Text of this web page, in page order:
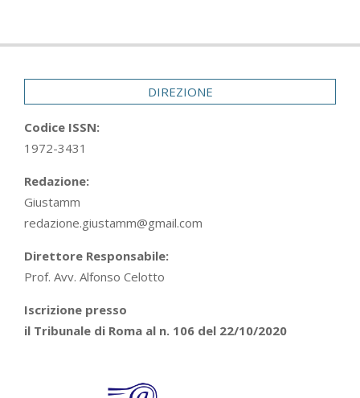
05-
DIREZIONE
Codice ISSN:
1972-3431
Redazione:
Giustamm
redazione.giustamm@gmail.com
Direttore Responsabile:
Prof. Avv. Alfonso Celotto
Iscrizione presso
il Tribunale di Roma al n. 106 del 22/10/2020